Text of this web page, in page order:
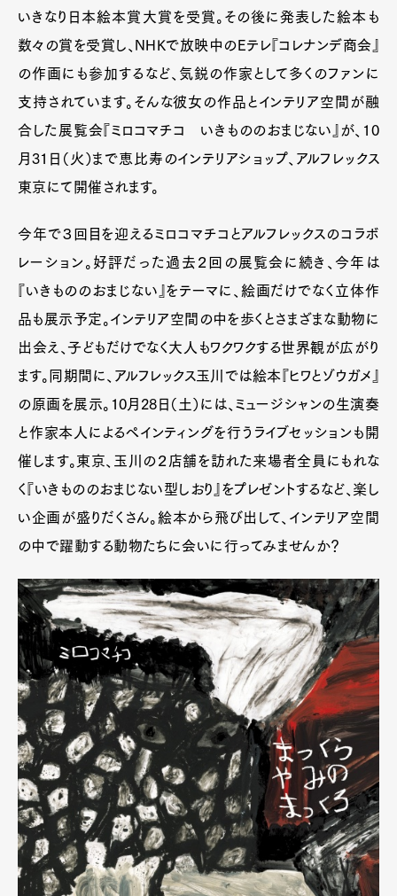
いきなり日本絵本賞大賞を受賞。その後に発表した絵本も
数々の賞を受賞し、NHKで放映中のEテレ『コレナンデ商会』
の作画にも参加するなど、気鋭の作家として多くのファンに
支持されています。そんな彼女の作品とインテリア空間が融
合した展覧会『ミロコマチコ いきもののおまじない』が、10
月31日（火）まで恵比寿のインテリアショップ、アルフレックス
東京にて開催されます。
今年で３回目を迎えるミロコマチコとアルフレックスのコラボ
レーション。好評だった過去２回の展覧会に続き、今年は
『いきもののおまじない』をテーマに、絵画だけでなく立体作
品も展示予定。インテリア空間の中を歩くとさまざまな動物に
出会え、子どもだけでなく大人もワクワクする世界観が広がり
ます。同期間に、アルフレックス玉川では絵本『ヒワとゾウガメ』
の原画を展示。10月28日（土）には、ミュージシャンの生演奏
と作家本人によるペインティングを行うライブセッションも開
催します。東京、玉川の２店舗を訪れた来場者全員にもれな
く『いきもののおまじない型しおり』をプレゼントするなど、楽し
い企画が盛りだくさん。絵本から飛び出して、インテリア空間
の中で躍動する動物たちに会いに行ってみませんか？